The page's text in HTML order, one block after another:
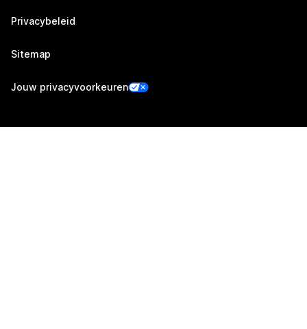
Privacybeleid
Sitemap
Jouw privacyvoorkeuren